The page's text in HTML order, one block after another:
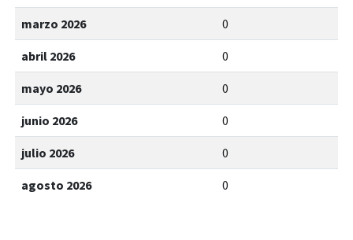
marzo 2026 0
abril 2026 0
mayo 2026 0
junio 2026 0
julio 2026 0
agosto 2026 0